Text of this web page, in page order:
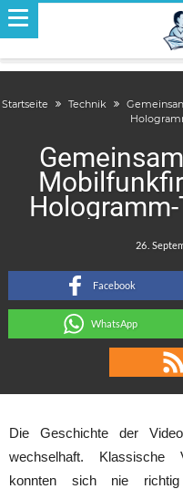
Startseite Technik
Facebook
WhatsApp
Die Geschichte der
wechselhaft. Klassische
konnten sich nie richtig